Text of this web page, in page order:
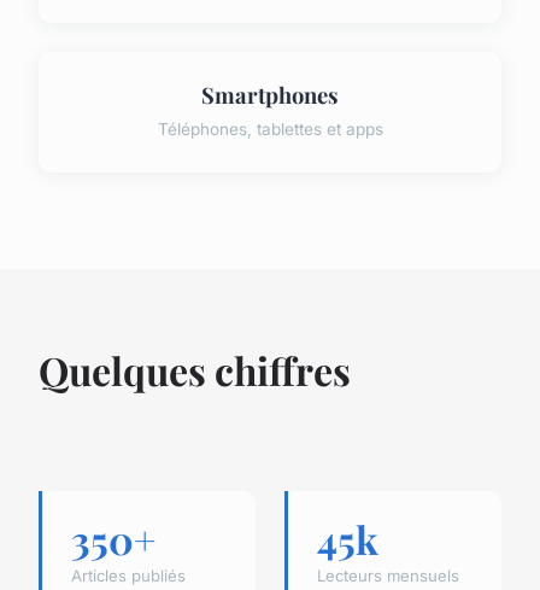
Smartphones
Téléphones, tablettes et apps
Quelques chiffres
350+
Articles publiés
45k
Lecteurs mensuels